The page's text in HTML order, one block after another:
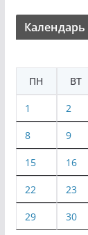
Календарь
ПН
ВТ
1 2
8 9
15 16
22 23
29 30